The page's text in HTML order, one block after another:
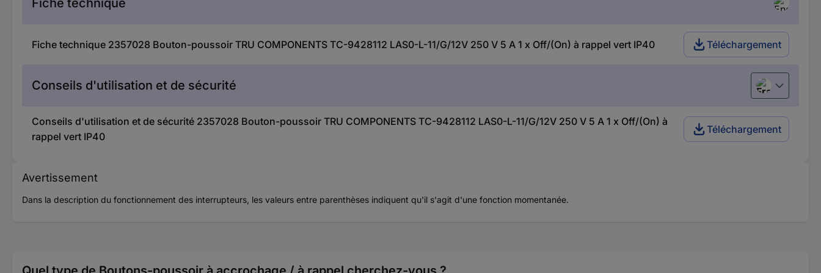
Fiche technique
Fiche technique 2357028 Bouton-poussoir TRU COMPONENTS TC-9428112 LAS0-L-11/G/12V 250 V 5 A 1 x Off/(On) à rappel vert IP40 Téléchargement
Conseils d'utilisation et de sécurité Français
Conseils d'utilisation et de sécurité 2357028 Bouton-poussoir TRU COMPONENTS TC-9428112 LAS0-L-11/G/12V 250 V 5 A 1 x Off/(On) à
rappel vert IP40
Téléchargement
Avertissement
Dans la description du fonctionnement des interrupteurs, les valeurs entre parenthèses indiquent qu'il s'agit d'une fonction momentanée.